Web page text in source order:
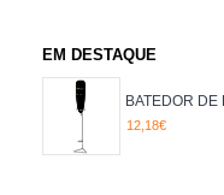
EM DESTAQUE
BATEDOR DE
12,18€